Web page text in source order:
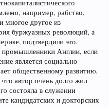
например, рабство,
многое другое из
буржуазных революций, а
подтвердили это.
Англии, если
является социально
общественному развитию.
автор очень долго жил
состояла в служении
кандидатских и докторских